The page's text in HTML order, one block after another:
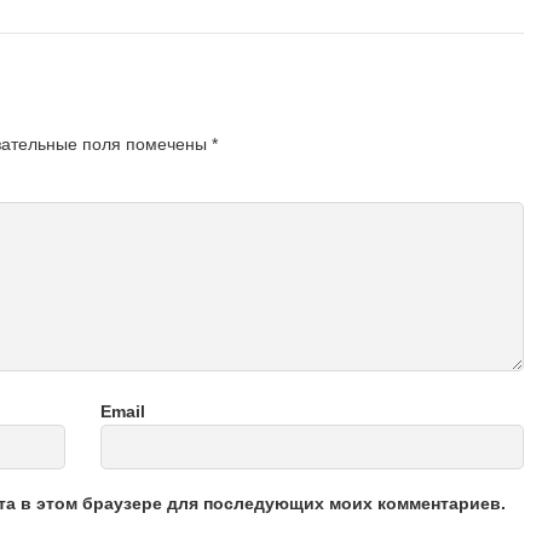
поля помечены*
Email
в этом браузере для последующих моих комментариев.